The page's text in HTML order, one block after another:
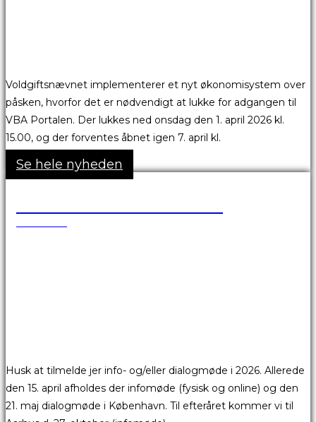
Voldgiftsnævnet implementerer et nyt økonomisystem over
påsken, hvorfor det er nødvendigt at lukke for adgangen til
VBA Portalen. Der lukkes ned onsdag den 1. april 2026 kl.
15.00, og der forventes åbnet igen 7. april kl.
Se hele nyheden
Husk at tilmelde jer info- og/eller dialogmøde i 2026. Allerede
den 15. april afholdes der infomøde (fysisk og online) og den
21. maj dialogmøde i København. Til efteråret kommer vi til